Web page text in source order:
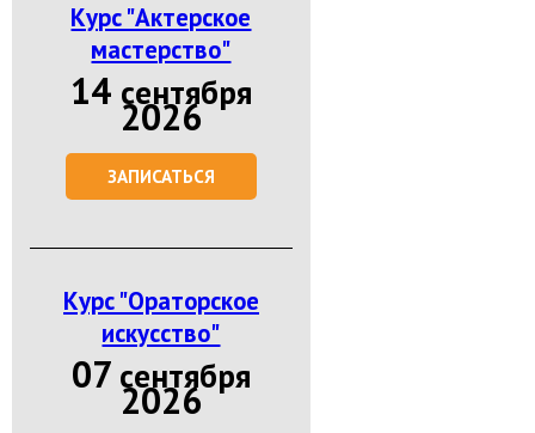
Курс "Актерское
мастерство"
14 сентября
2026
ЗАПИСАТЬСЯ
Курс "Ораторское
искусство"
07 сентября
2026